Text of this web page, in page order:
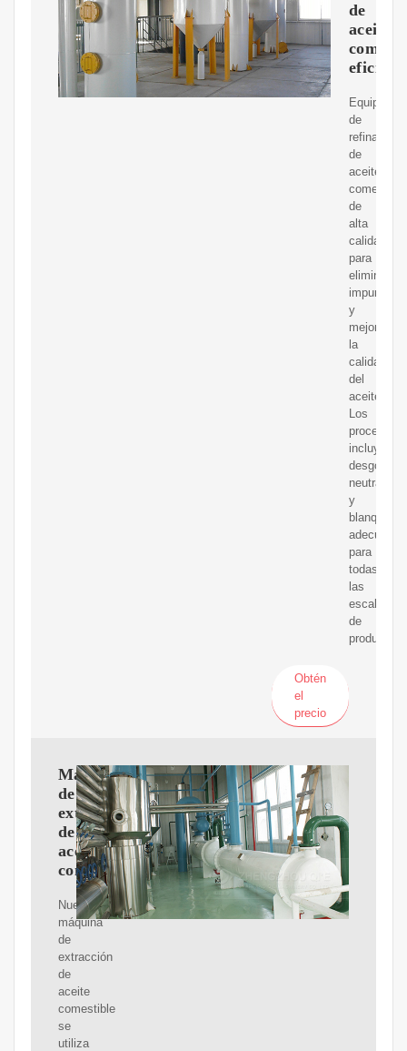
de
aceite
Equipo
de
refinación
de
aceite
comestible
de
alta
calidad
para
eliminar
impurezas
y
mejorar
la
calidad
del
aceite.
Los
procesos
incluyen
y
blanqueo,
adecuados
para
todas
las
escalas
de
Obtén
el
precio
Máquina
de
extracción
de
aceite
comestible
Nuestra
máquina
de
extracción
de
aceite
comestible
se
utiliza